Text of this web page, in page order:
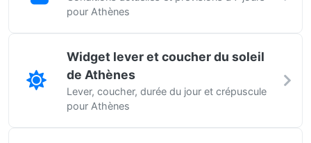
pour Athènes
Widget lever et coucher du soleil
de Athènes
Lever, coucher, durée du jour et crépuscule
pour Athènes